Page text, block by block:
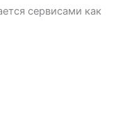
сервисами как